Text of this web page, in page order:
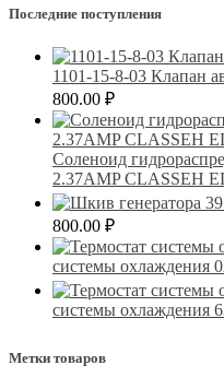
Последние поступления
1101-15-8-03 Клапан
800.00 ₽
Соленоид
2.37AMP CLASSEH
800.00 ₽
системы охлаждения
системы охлаждения
Метки товаров